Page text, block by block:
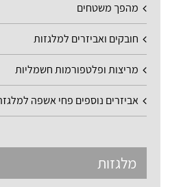
מהפך משטחים
חובקים ואביזרים למלגזות
מריצות ופלטפורמות חשמליות
אביזרים נוספים פחי אשפה
מלגזות